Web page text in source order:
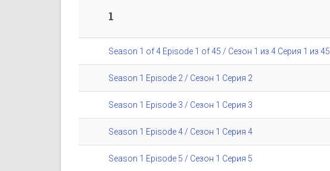
1
Season 1 of 4 Episode 1 of 45 / Сезон 1 из 4 Серия 1 из 45
Season 1 Episode 2 / Сезон 1 Серия 2
Season 1 Episode 3 / Сезон 1 Серия 3
Season 1 Episode 4 / Сезон 1 Серия 4
Season 1 Episode 5 / Сезон 1 Серия 5